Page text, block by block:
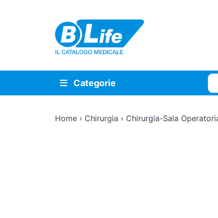
Vai al contenuto principale
Categorie
Home› Chirurgia › Chirurgia-Sala